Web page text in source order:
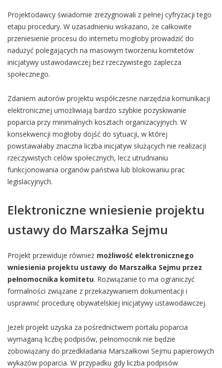
Projektodawcy świadomie zrezygnowali z pełnej cyfryzacji tego
etapu procedury. W uzasadnieniu wskazano, że całkowite
przeniesienie procesu do internetu mogłoby prowadzić do
nadużyć polegających na masowym tworzeniu komitetów
inicjatywy ustawodawczej bez rzeczywistego zaplecza
społecznego.
Zdaniem autorów projektu współczesne narzędzia komunikacji
elektronicznej umożliwiają bardzo szybkie pozyskiwanie
poparcia przy minimalnych kosztach organizacyjnych. W
konsekwencji mogłoby dojść do sytuacji, w której
powstawałaby znaczna liczba inicjatyw służących nie realizacji
rzeczywistych celów społecznych, lecz utrudnianiu
funkcjonowania organów państwa lub blokowaniu prac
legislacyjnych.
Elektroniczne wniesienie projektu
ustawy do Marszałka Sejmu
Projekt przewiduje również możliwość elektronicznego
wniesienia projektu ustawy do Marszałka Sejmu przez
pełnomocnika komitetu. Rozwiązanie to ma ograniczyć
formalności związane z przekazywaniem dokumentacji i
usprawnić procedurę obywatelskiej inicjatywy ustawodawczej.
Jeżeli projekt uzyska za pośrednictwem portalu poparcia
wymaganą liczbę podpisów, pełnomocnik nie będzie
zobowiązany do przedkładania Marszałkowi Sejmu papierowych
wykazów poparcia. W przypadku gdy liczba podpisów